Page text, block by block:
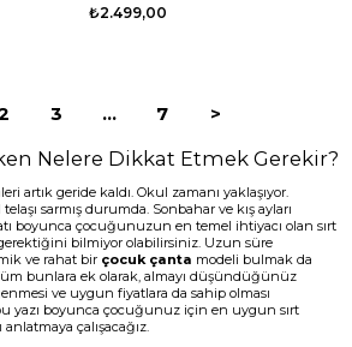
₺2.499,00
3 ... 7 >
Nelere Dikkat Etmek Gerekir?
artık geride kaldı. Okul zamanı yaklaşıyor.
sarmış durumda. Sonbahar ve kış ayları
boyunca çocuğunuzun en temel ihtiyacı olan sırt
gerektiğini bilmiyor olabilirsiniz. Uzun süre
ve rahat bir çocuk çanta modeli bulmak da
bunlara ek olarak, almayı düşündüğünüz
ve uygun fiyatlara da sahip olması
yazı boyunca çocuğunuz için en uygun sırt
anlatmaya çalışacağız.